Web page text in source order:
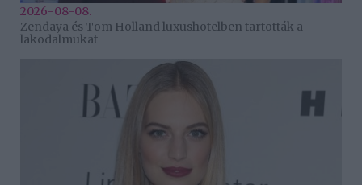
2026-08-08.
Zendaya és Tom Holland luxushotelben tartották a
lakodalmukat